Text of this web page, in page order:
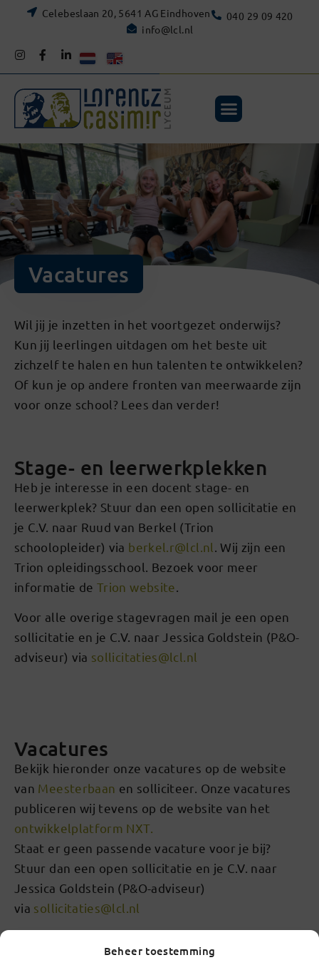
Beheer toestemming
Celebeslaan 20, 5641 AG Eindhoven
040 29 09 420
info@lcl.nl
Vacatures
Wil jij je inzetten in het voortgezet onderwijs?
Kun jij leerlingen uitdagen om het beste uit
zichzelf te halen en hun talenten te ontwikkelen?
Of kun je op andere fronten van meerwaarde zijn
voor onze school? Lees dan verder!
Stage- en leerwerkplekken
Heb je interesse in een docent stage- en
leerwerkplek? Stuur dan een open sollicitatie en
je C.V. naar Ruud van Berkel (Trion
schoolopleider) via berkel.r@lcl.nl . Wij zijn een
Trion opleidingsschool. Bezoek voor meer
informatie deTrion website
Voor alle overige stagevragen mail je een open
sollicitatie en je C.V. naar Jessica Goldstein (P&O-
adviseur) via sollicitaties@lcl.nl
Vacatures
Bekijk hieronder onze vacatures op de website
van Meesterbaan en solliciteer. Onze vacatures
publiceren wij tevens op de website van het
ontwikkelplatform NXT.
Staat er geen passende vacature voor je bij?
Stuur dan een open sollicitatie en je C.V. naar
Jessica Goldstein (P&O-adviseur)
via sollicitaties@lcl.nl